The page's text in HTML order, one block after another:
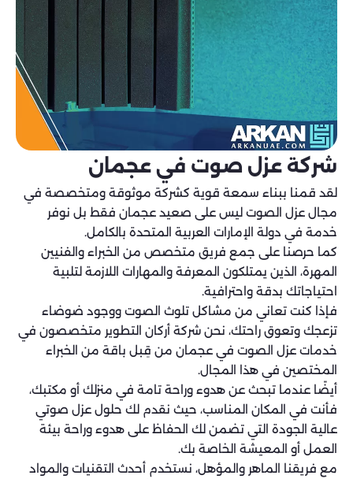
شركة عزل صوت في عجمان
لقد قمنا ببناء سمعة قوية كشركة موثوقة ومتخصصة في
مجال عزل الصوت ليس على صعيد عجمان فقط بل نوفر
خدمة في دولة الإمارات العربية المتحدة بالكامل.
كما حرصنا على جمع فريق متخصص من الخبراء والفنيين
المهرة، الذين يمتلكون المعرفة والمهارات اللازمة لتلبية
احتياجاتك بدقة واحترافية.
فإذا كنت تعاني من مشاكل تلوث الصوت ووجود ضوضاء
تزعجك وتعوق راحتك، نحن شركة أركان التطوير متخصصون في
خدمات عزل الصوت في عجمان من قِبل باقة من الخبراء
المختصين في هذا المجال.
أيضًا عندما تبحث عن هدوء وراحة تامة في منزلك أو مكتبك،
فأنت في المكان المناسب، حيث نقدم لك حلول عزل صوتي
عالية الجودة التي تضمن لك الحفاظ على هدوء وراحة بيئة
العمل أو المعيشة الخاصة بك.
مع فريقنا الماهر والمؤهل، نستخدم أحدث التقنيات والمواد